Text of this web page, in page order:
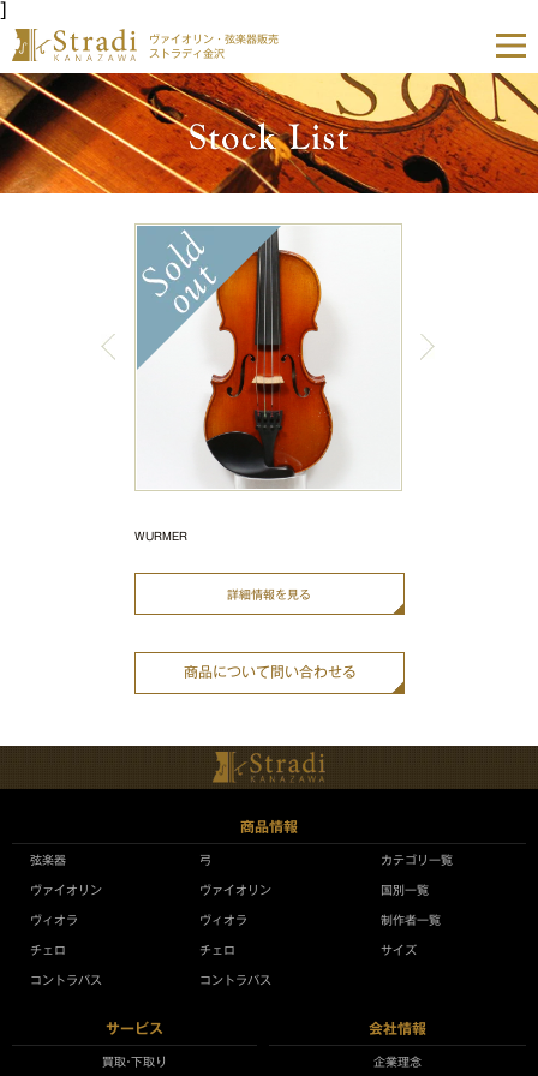
]
ヴァイオリン・弦楽器販売
ストラディ金沢
WURMER
詳細情報を見る
商品について問い合わせる
商品情報
弦楽器
ヴァイオリン
ヴィオラ
チェロ
コントラバス
弓
ヴァイオリン
ヴィオラ
チェロ
コントラバス
カテゴリ一覧
国別一覧
制作者一覧
サイズ
サービス
買取•下取り
会社情報
企業理念